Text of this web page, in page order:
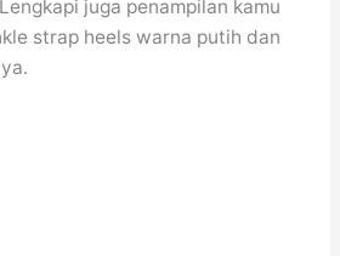
juga penampilan kamu
strap heels warna putih dan